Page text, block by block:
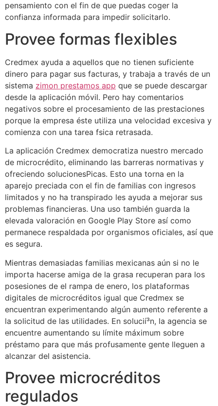
pensamiento con el fin de que puedas coger la
confianza informada para impedir solicitarlo.
Provee formas flexibles
Credmex ayuda a aquellos que no tienen suficiente
dinero para pagar sus facturas, y trabaja a través de un
sistema zimon prestamos app que se puede descargar
desde la aplicación móvil. Pero hay comentarios
negativos sobre el procesamiento de las prestaciones
porque la empresa éste utiliza una velocidad excesiva y
comienza con una tarea fsica retrasada.
La aplicación Credmex democratiza nuestro mercado
de microcrédito, eliminando las barreras normativas y
ofreciendo solucionesPicas. Esto una torna en la
aparejo preciada con el fin de familias con ingresos
limitados y no ha transpirado les ayuda a mejorar sus
problemas financieras. Una uso también guarda la
elevada valoración en Google Play Store así­ como
permanece respaldada por organismos oficiales, así que
es segura.
Mientras demasiadas familias mexicanas aún si no le
importa hacerse amiga de la grasa recuperan para los
posesiones de el rampa de enero, los plataformas
digitales de microcréditos igual que Credmex se
encuentran experimentando algún aumento referente a
la solicitud de las utilidades. En solucií³n, la agencia se
encuentre aumentando su límite máximum sobre
préstamo para que más profusamente gente lleguen a
alcanzar del asistencia.
Provee microcréditos
regulados